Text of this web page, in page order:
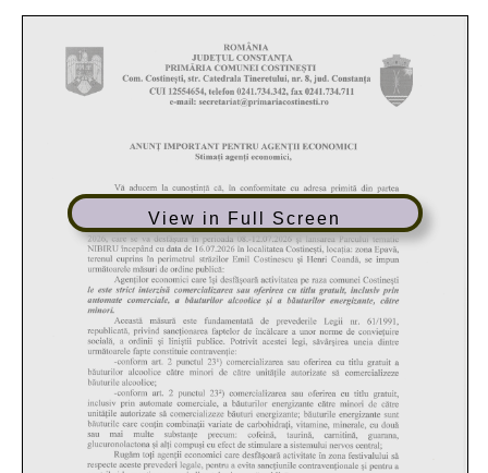
View in Full Screen